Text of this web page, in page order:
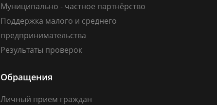
Муниципально - частное партнёрство
Поддержка малого и среднего
предпринимательства
Результаты проверок
Обращения
Личный прием граждан